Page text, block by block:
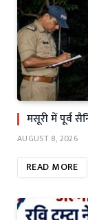
मसूरी में पूर्व
AUGUST 8, 2026
READ MORE